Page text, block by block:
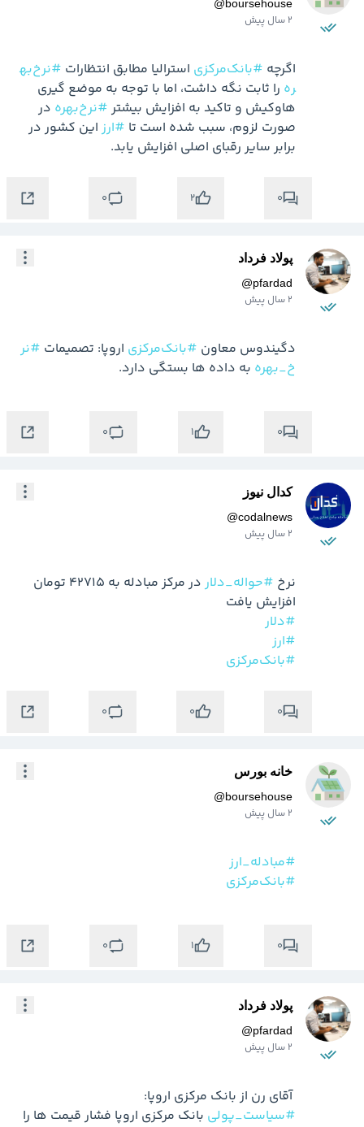
@boursehouse
2 سال پیش
اگرچه #بانک‌مرکزی استرالیا مطابق انتظارات
#نرخ‌به
ره
هاوکیش و تاکید به افزایش بیشتر #نرخ‌بهره
صورت لزوم، سبب شده است تا #ارز
برابر سایر رقبای اصلی افزایش یابد.
0
2
0
پولاد فرداد
@pfardad
2 سال پیش
دگیندوس معاون #بانک‌مرکزی اروپا: تصمیمات #نر
خ_بهره به داده ها بستگی دارد.
0
1
0
کدال نیوز
@codalnews
2 سال پیش
نرخ #حواله_دلار
افزایش یافت
#دلار
#ارز
#بانک‌مرکزی
0
0
0
خانه بورس
@boursehouse
2 سال پیش
#مبادله‌_ارز
#بانک‌مرکزی
0
1
0
پولاد فرداد
@pfardad
2 سال پیش
آقای رن از بانک مرکزی اروپا:
#سیاست_پولی